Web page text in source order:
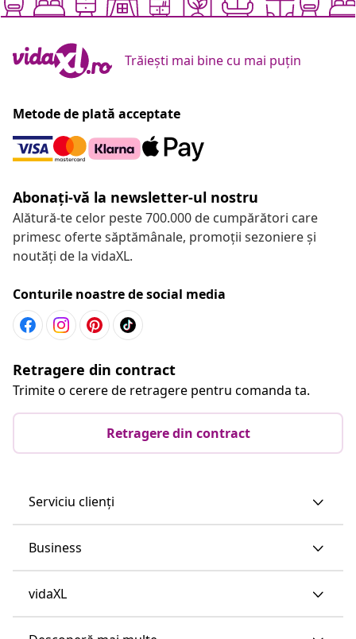
Trăiești mai bine cu mai puțin
Metode de plată acceptate
Abonați-vă la newsletter-ul nostru
Alătură-te celor peste 700.000 de cumpărători care
primesc oferte săptămânale, promoții sezoniere și
noutăți de la vidaXL.
Conturile noastre de social media
Retragere din contract
Trimite o cerere de retragere pentru comanda ta.
Retragere din contract
Serviciu clienți
Business
vidaXL